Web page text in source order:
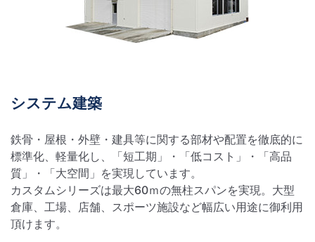
システム建築
鉄骨・屋根・外壁・建具等に関する部材や配置を徹底的に
標準化、軽量化し、「短工期」・「低コスト」・「高品
質」・「大空間」を実現しています。
カスタムシリーズは最大60ｍの無柱スパンを実現。大型
倉庫、工場、店舗、スポーツ施設など幅広い用途に御利用
頂けます。